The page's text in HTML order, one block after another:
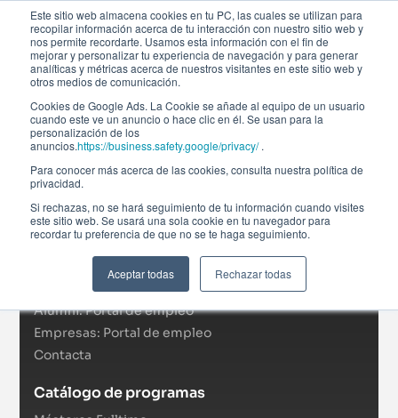
Este sitio web almacena cookies en tu PC, las cuales se utilizan para
recopilar información acerca de tu interacción con nuestro sitio web y
nos permite recordarte. Usamos esta información con el fin de
mejorar y personalizar tu experiencia de navegación y para generar
analíticas y métricas acerca de nuestros visitantes en este sitio web y
otros medios de comunicación.
Cookies de Google Ads. La Cookie se añade al equipo de un usuario
cuando este ve un anuncio o hace clic en él. Se usan para la
personalización de los
anuncios.https://business.safety.google/privacy/.
Para conocer más acerca de las cookies, consulta nuestra política de
privacidad.
Si rechazas, no se hará seguimiento de tu información cuando visites
este sitio web. Se usará una sola cookie en tu navegador para
recordar tu preferencia de que no se te haga seguimiento.
Aceptar todas Rechazar todas
Afi Global Education
Sobre nosotros
RSC
Campus virtual
Alumni: Portal de empleo
Empresas: Portal de empleo
Contacta
Catálogo de programas